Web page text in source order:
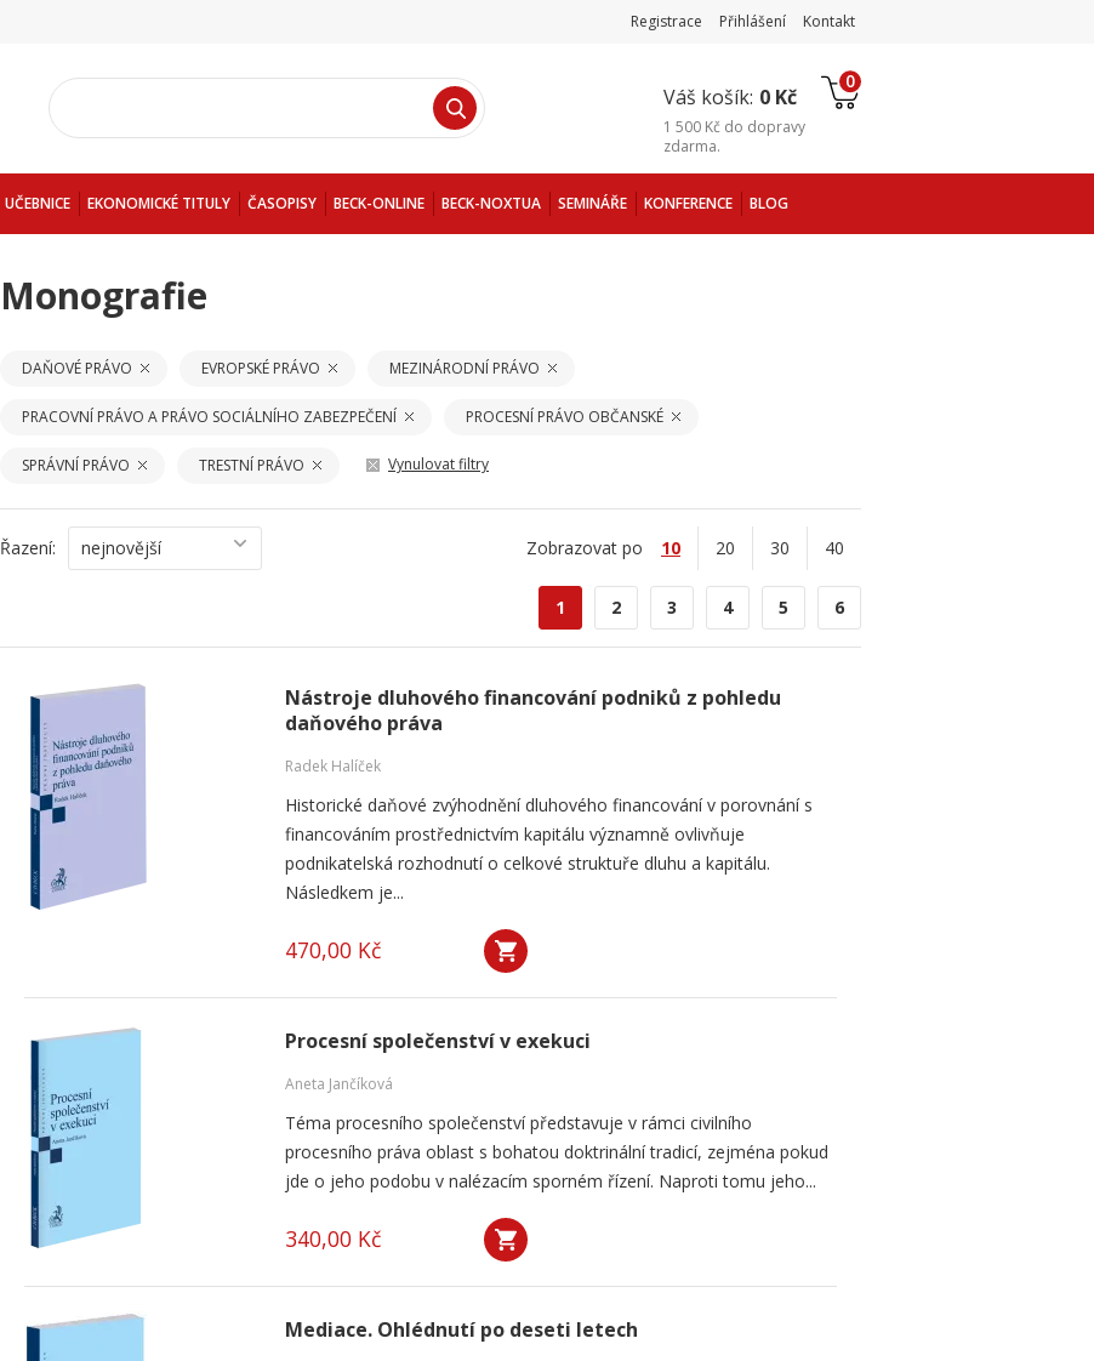
Registrace Přihlášení Kontakt
Váš košík: 0 Kč
0
1 500 Kč do dopravy
zdarma.
UČEBNICE EKONOMICKÉ TITULY ČASOPISY BECK-ONLINE BECK-NOXTUA SEMINÁŘE KONFERENCE BLOG
Monografie
DAŇOVÉ PRÁVO EVROPSKÉ PRÁVO MEZINÁRODNÍ PRÁVO
PRACOVNÍ PRÁVO A PRÁVO SOCIÁLNÍHO ZABEZPEČENÍ PROCESNÍ PRÁVO OBČANSKÉ
SPRÁVNÍ PRÁVO TRESTNÍ PRÁVO Vynulovat filtry
Řazení: nejnovější Zobrazovat po 10 20 30 40
1 2 3 4 5 6
Nástroje dluhového financování podniků z pohledu
daňového práva
Radek Halíček
Historické daňové zvýhodnění dluhového financování v porovnání s
financováním prostřednictvím kapitálu významně ovlivňuje
podnikatelská rozhodnutí o celkové struktuře dluhu a kapitálu.
Následkem je...
470,00 Kč
Procesní společenství v exekuci
Aneta Jančíková
Téma procesního společenství představuje v rámci civilního
procesního práva oblast s bohatou doktrinální tradicí, zejména pokud
jde o jeho podobu v nalézacím sporném řízení. Naproti tomu jeho...
340,00 Kč
Mediace. Ohlédnutí po deseti letech